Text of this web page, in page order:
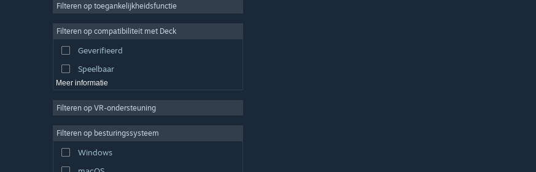
Videoproductie
Fotobewerking
Filteren op toegankelijkheidsfunctie
Filteren op compatibiliteit met Deck
Geverifieerd
Speelbaar
Meer informatie
Filteren op VR-ondersteuning
Filteren op besturingssysteem
Windows